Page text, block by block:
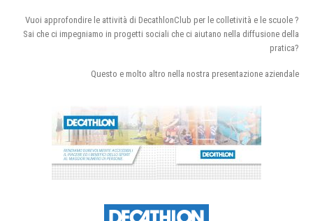
Vuoi approfondire le attività di DecathlonClub per le colletività e le scuole ?
Sai che ci impegniamo in progetti sociali che ci aiutano nella diffusione della
pratica?
Questo e molto altro nella nostra presentazione aziendale